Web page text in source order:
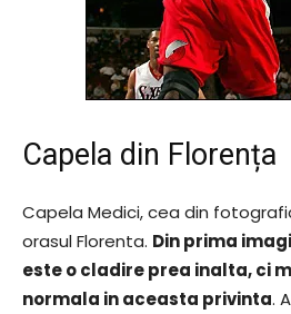
Capela din Florența
Capela Medici, cea din
orasul Florenta. Din prima
este o cladire prea inalta, ci
normala in aceasta privinta.